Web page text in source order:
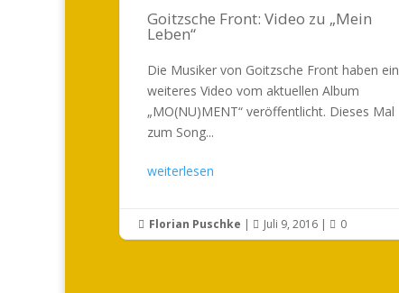
Goitzsche Front: Video zu „Mein
Leben“
Die Musiker von Goitzsche Front haben ein
weiteres Video vom aktuellen Album
„MO(NU)MENT“ veröffentlicht. Dieses Mal
zum Song...
weiterlesen
 Florian Puschke |  Juli 9, 2016 |  0